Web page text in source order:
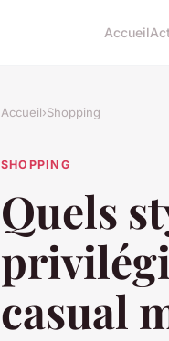
Accueil
Accueil›Shopping
SHOPPING
Quels
casual